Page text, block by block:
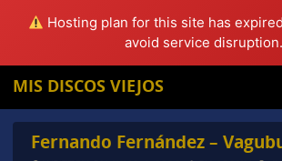
Hosting plan for this site has
avoid service disruption.
MIS DISCOS VIEJOS
Fernando Fernández –